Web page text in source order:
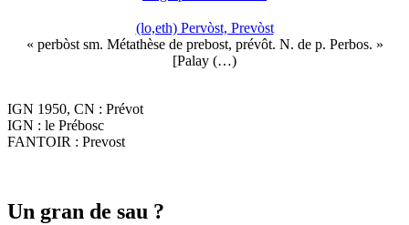
(lo,eth) Pervòst, Prevòst
« perbòst sm. Métathèse de prebost, prévôt. N. de p. Perbos. »
[Palay (…)
IGN 1950, CN : Prévot
IGN : le Prébosc
FANTOIR : Prevost
Un gran de sau ?